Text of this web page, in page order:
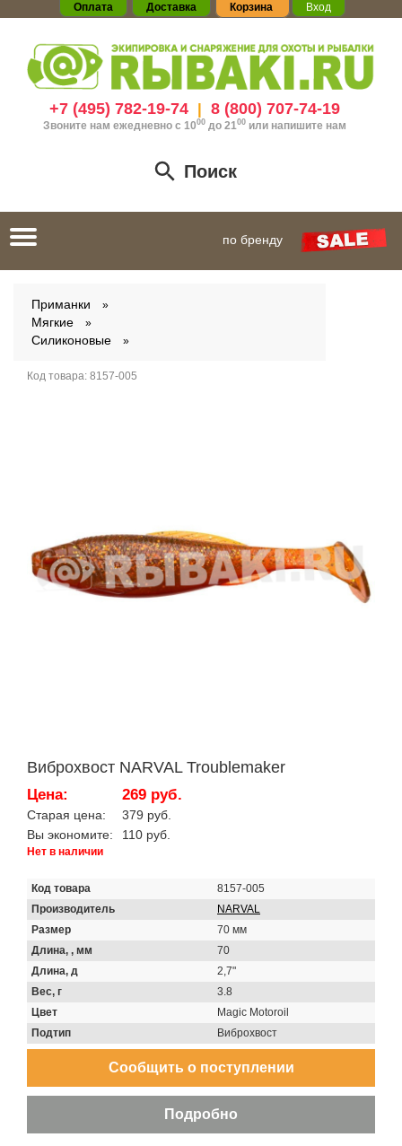
Оплата Доставка Корзина Вход
+7 (495) 782-19-74| 8 (800) 707-74-19
Звоните нам ежедневно с 1000до 21 00 или напишите нам
Поиск
Toggle
navigation
по бренду
Приманки
Мягкие
Силиконовые
Код товара: 8157-005
Виброхвост NARVAL Troublemaker
Цена: 269 руб.
Старая цена:
379 руб.
Вы экономите:
110 руб.
Нет в наличии
Код товара
8157-005
Производитель
NARVAL
Размер
70 мм
Длина, , мм
70
Длина, д
2,7"
Вес, г
3.8
Цвет
Magic Motoroil
Подтип
Виброхвост